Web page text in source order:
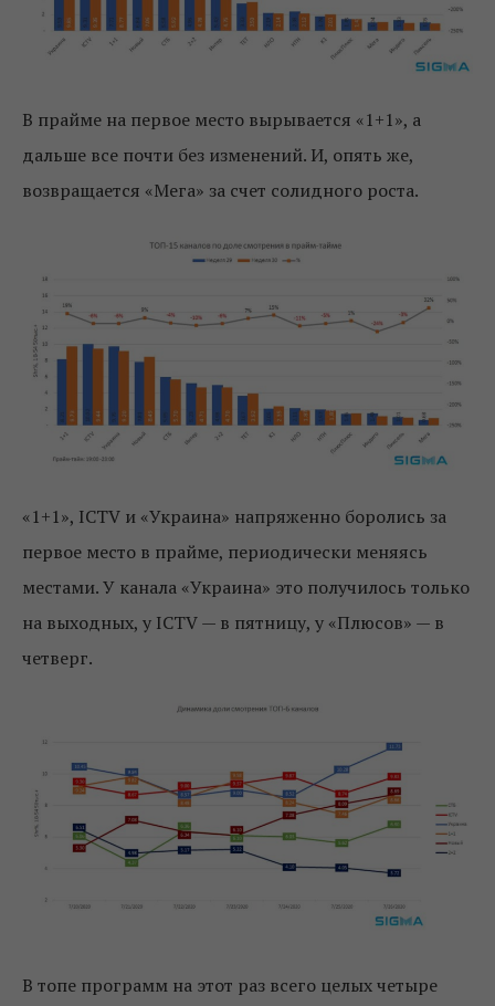
В прайме на первое место вырывается «1+1», а
дальше все почти без изменений. И, опять же,
возвращается «Мега» за счет солидного роста.
«1+1», ICTV и «Украина» напряженно боролись за
первое место в прайме, периодически меняясь
местами. У канала «Украина» это получилось только
на выходных, у ICTV — в пятницу, у «Плюсов» — в
четверг.
В топе программ на этот раз всего целых четыре